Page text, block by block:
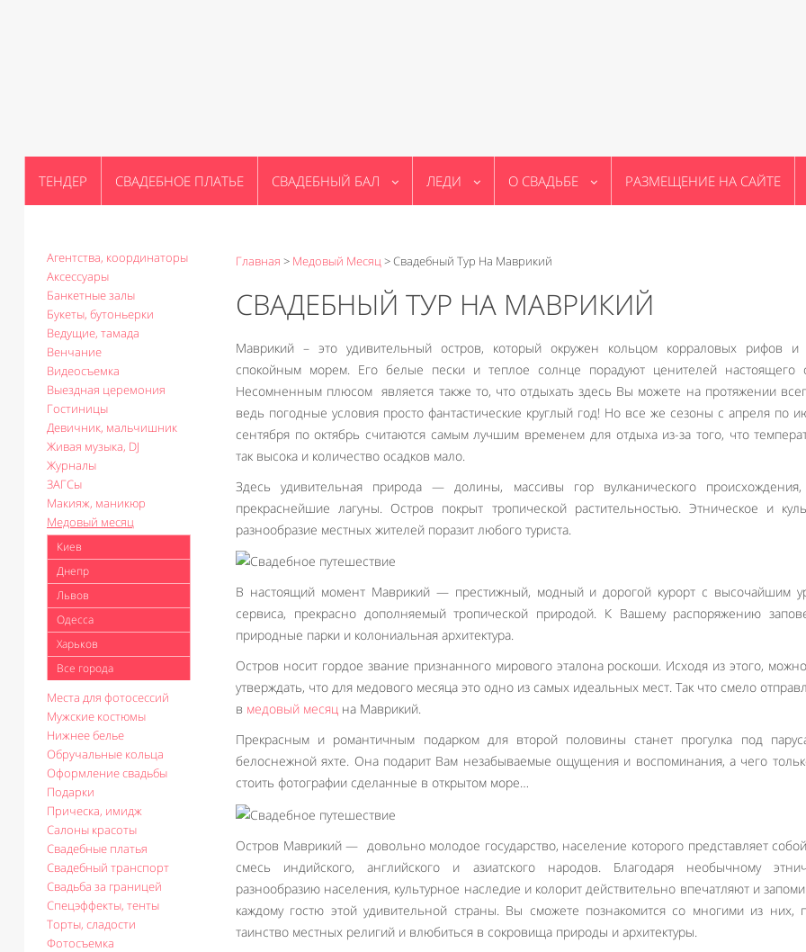
ТЕНДЕР СВАДЕБНОЕ ПЛАТЬЕ СВАДЕБНЫЙ БАЛ ЛЕДИ О СВАДЬБЕ РАЗМЕЩЕНИЕ НА САЙТЕ
Агентства, координаторы
Аксессуары
Банкетные залы
Букеты, бутоньерки
Ведущие, тамада
Венчание
Видеосъемка
Выездная церемония
Гостиницы
Девичник, мальчишник
Живая музыка, DJ
Журналы
ЗАГСы
Макияж, маникюр
Медовый месяц
Киев
Днепр
Львов
Одесса
Харьков
Все города
Места для фотосессий
Мужские костюмы
Нижнее белье
Обручальные кольца
Оформление свадьбы
Подарки
Прическа, имидж
Салоны красоты
Свадебные платья
Свадебный транспорт
Свадьба за границей
Спецэффекты, тенты
Торты, сладости
Фотосъемка
Главная > Медовый Месяц>Свадебный Тур На Маврикий
СВАДЕБНЫЙ ТУР НА МАВРИКИЙ
Маврикий – это удивительный остров, который окружен кольцом корраловых рифов и
спокойным морем. Его белые пески и теплое солнце порадуют ценителей настоящего
Несомненным плюсом является также то, что отдыхать здесь Вы можете на протяжении
ведь погодные условия просто фантастические круглый год! Но все же сезоны с апреля по
сентября по октябрь считаются самым лучшим временем для отдыха из-за того, что
так высока и количество осадков мало.
Здесь удивительная природа — долины, массивы гор вулканического происхождения,
прекраснейшие лагуны. Остров покрыт тропической растительностью. Этническое и
разнообразие местных жителей поразит любого туриста.
В настоящий момент Маврикий — престижный, модный и дорогой курорт с высочайшим
сервиса, прекрасно дополняемый тропической природой. К Вашему распоряжению
природные парки и колониальная архитектура.
Остров носит гордое звание признанного мирового эталона роскоши. Исходя из этого,
утверждать, что для медового месяца это одно из самых идеальных мест. Так что смело
в медовый месяц на Маврикий.
Прекрасным и романтичным подарком для второй половины станет прогулка под
белоснежной яхте. Она подарит Вам незабываемые ощущения и воспоминания, а чего
стоить фотографии сделанные в открытом море…
Остров Маврикий — довольно молодое государство, население которого представляет
смесь индийского, английского и азиатского народов. Благодаря необычному
разнообразию населения, культурное наследие и колорит действительно впечатляют и
каждому гостю этой удивительной страны. Вы сможете познакомится со многими из них,
таинство местных религий и влюбиться в сокровища природы и архитектуры.